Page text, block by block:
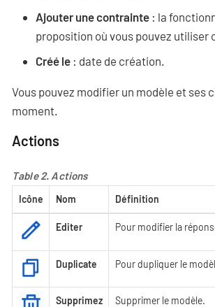
Ajouter une contrainte : la
proposition où vous pouvez utiliser
Créé le : date de création.
Vous pouvez modifier un modèle et ses
moment.
Actions
Table 2. Actions
Icône Nom Définition
Editer Pour modifier la
Duplicate Pour dupliquer le
Supprimez Supprimer le modèle.